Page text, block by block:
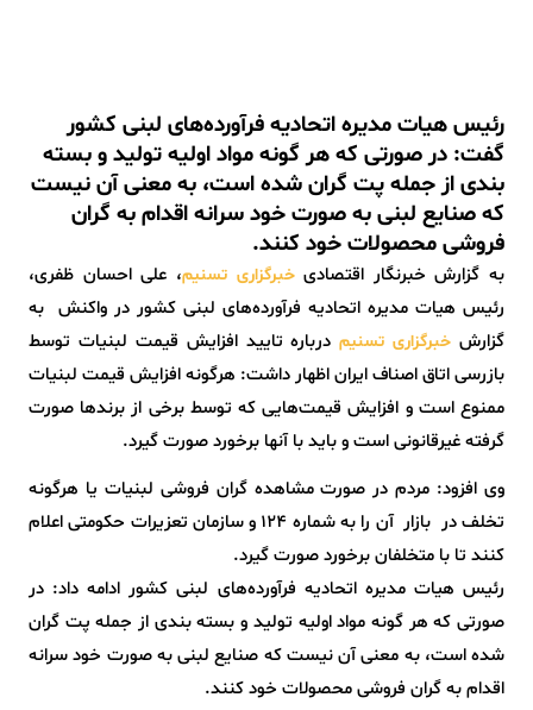
رئیس هیات مدیره اتحادیه فرآورده‌های لبنی کشور
گفت: در صورتی که هر گونه مواد اولیه تولید و بسته
بندی از جمله پت گران شده است، به معنی آن نیست
که صنایع لبنی به صورت خود سرانه اقدام به گران
فروشی محصولات خود کنند.
به گزارش خبرنگار اقتصادیخبرگزاری تسنیم، علی احسان ظفری،
رئیس هیات مدیره اتحادیه فرآورده‌های لبنی کشور در واکنش به
گزارش خبرگزاری تسنیمدرباره تایید افزایش قیمت لبنیات توسط
بازرسی اتاق اصناف ایران اظهار داشت: هرگونه افزایش قیمت لبنیات
ممنوع است و افزایش قیمت‌هایی که توسط برخی از برندها صورت
گرفته غیرقانونی است و باید با آنها برخورد صورت گیرد.
وی افزود: مردم در صورت مشاهده گران فروشی لبنیات یا هرگونه
تخلف در بازار آن را به شماره 124 و سازمان تعزیرات حکومتی اعلام
کنند تا با متخلفان برخورد صورت گیرد.
رئیس هیات مدیره اتحادیه فرآورده‌های لبنی کشور ادامه داد: در
صورتی که هر گونه مواد اولیه تولید و بسته بندی از جمله پت گران
شده است، به معنی آن نیست که صنایع لبنی به صورت خود سرانه
اقدام به گران فروشی محصولات خود کنند.